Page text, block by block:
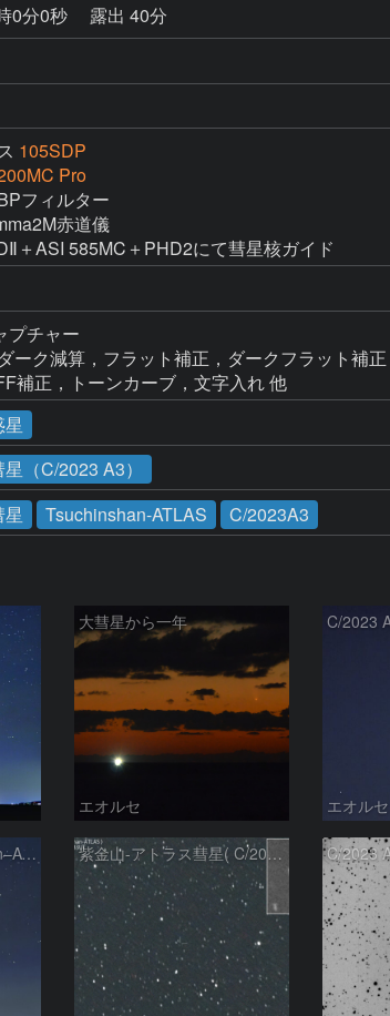
0分0秒
露出 40分
105SDP
Pro
フィルター
赤道儀
＋ASI 585MC＋PHD2にて彗星核ガイド
プチャー
ーク減算，フラット補正，ダークフラット補
補正，トーンカーブ，文字入れ 他
（C/2023 A3）
Tsuchinshan-ATLAS C/2023A3
大彗星から一年
エオルセ エオルセ
C/2023 A3 (Tsuchinshan–ATLAS) 紫金山-アトラス彗星( C/2023A3 )：2025/09/16